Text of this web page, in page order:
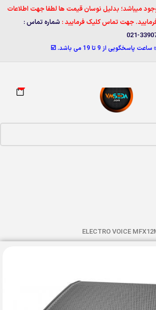
میباشد؛ بدلیل نوسان قیمت ها لطفا جهت اطلاعات
جهت تماس کلیک فرمایید : شماره تماس :
پاسخگویی از 9 تا 19 می باشد. ☑️
0